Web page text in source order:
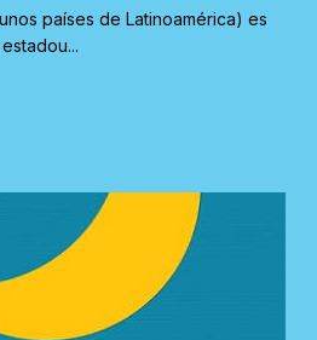
países de Latinoamérica) es